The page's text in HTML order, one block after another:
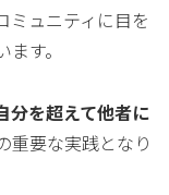
ミュニティに目を
す。
分を超えて他者に
重要な実践となり